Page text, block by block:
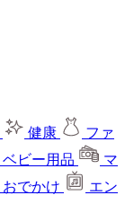
健康
ファ
ベビー用品
マ
おでかけ
エン